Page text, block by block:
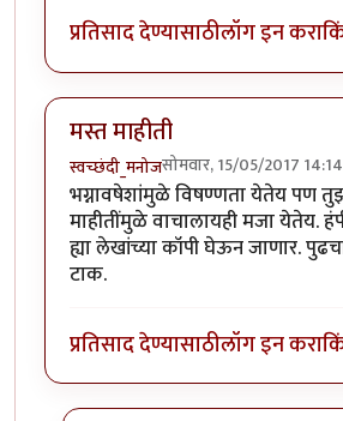
प्रतिसाद देण्यासाठीलॉग इन करा
मस्त माहीती
स्वच्छंदी_मनोजसोमवार, 15/05/2017 14:14
भग्नावषेशांमुळे विषण्णता येतेय पण
माहीतींमुळे वाचालायही मजा येतेय.
ह्या लेखांच्या कॉपी घेऊन जाणार.
टाक.
प्रतिसाद देण्यासाठीलॉग इन करा